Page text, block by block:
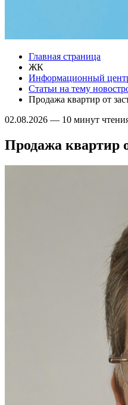
Главная страница
ЖК
Информационный
Статьи на тему
Продажа квартир от
02.08.2026 — 10 минут
Продажа квартир